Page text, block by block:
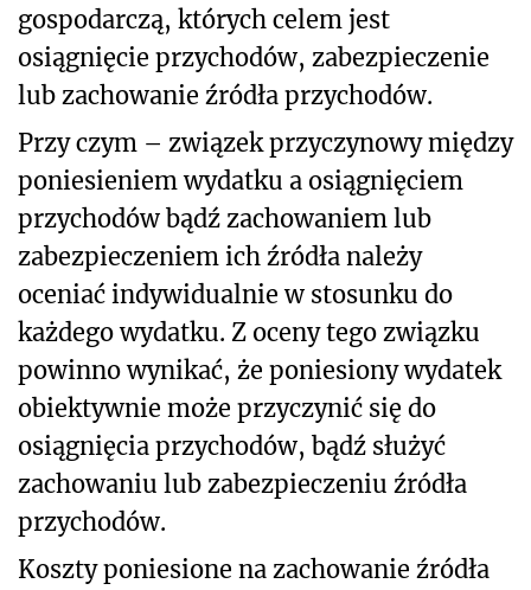
gospodarczą, których celem jest
osiągnięcie przychodów, zabezpieczenie
lub zachowanie źródła przychodów.
Przy czym – związek przyczynowy między
poniesieniem wydatku a osiągnięciem
przychodów bądź zachowaniem lub
zabezpieczeniem ich źródła należy
oceniać indywidualnie w stosunku do
każdego wydatku. Z oceny tego związku
powinno wynikać, że poniesiony wydatek
obiektywnie może przyczynić się do
osiągnięcia przychodów, bądź służyć
zachowaniu lub zabezpieczeniu źródła
przychodów.
Koszty poniesione na zachowanie źródła